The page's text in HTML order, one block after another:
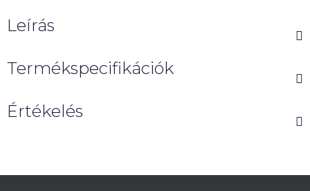
Leírás
Termékspecifikációk
Értékelés